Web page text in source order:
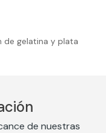
de gelatina y plata
de nuestras